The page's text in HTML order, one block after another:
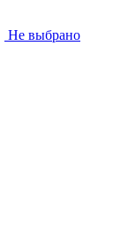
Не выбрано